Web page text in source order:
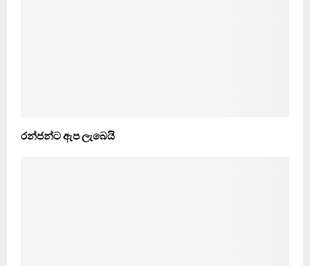
රන්ජන්ට ඇප ලැබෙයි